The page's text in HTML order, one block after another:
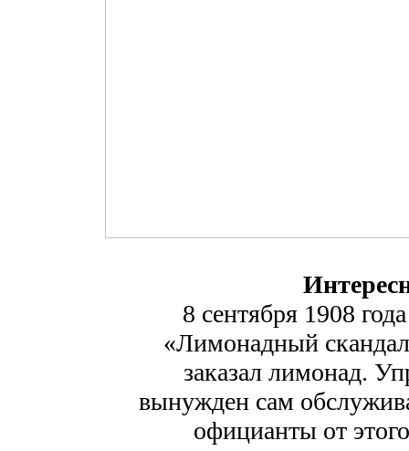
8 сентября 1908
«Лимонадный
заказал лимонад.
вынужден сам
официанты от